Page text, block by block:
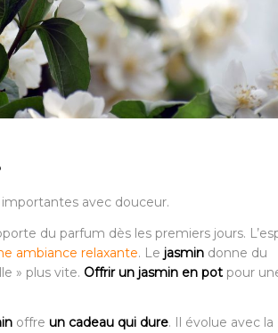
avec douceur.
du parfum dès les premiers jours.
ambiance relaxante. Le jasmin donne du
» plus vite. Offrir un jasmin en pot pour
offre un cadeau qui dure. Il évolue avec la